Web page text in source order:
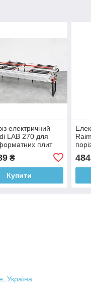
електричний
LAB 270 для
плит
₴
Купити
Україна